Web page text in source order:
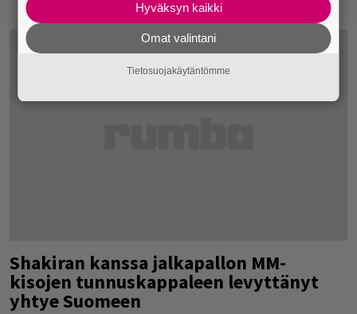
Shakiran kanssa jalkapallon MM-
kisojen tunnuskappaleen levyttänyt
yhtye Suomeen
Hyväksyn kaikki
Omat valintani
Tietosuojakäytäntömme